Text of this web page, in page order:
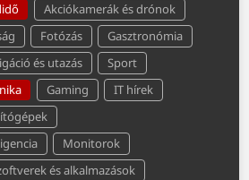
Akciókamerák és drónok
Fotózás
Gasztronómia
és utazás
Sport
Gaming
IT hírek
Monitorok
és alkalmazások